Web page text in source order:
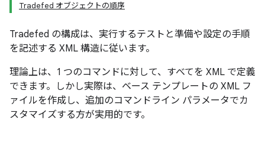
Tradefed オブジェクトの順序
Tradefed の構成は、実行するテストと準備や設定の手順
を記述する XML 構造に従います。
理論上は、1 つのコマンドに対して、すべてを XML で定義
できます。しかし実際は、ベース テンプレートの XML フ
ァイルを作成し、追加のコマンドライン パラメータでカ
スタマイズする方が実用的です。